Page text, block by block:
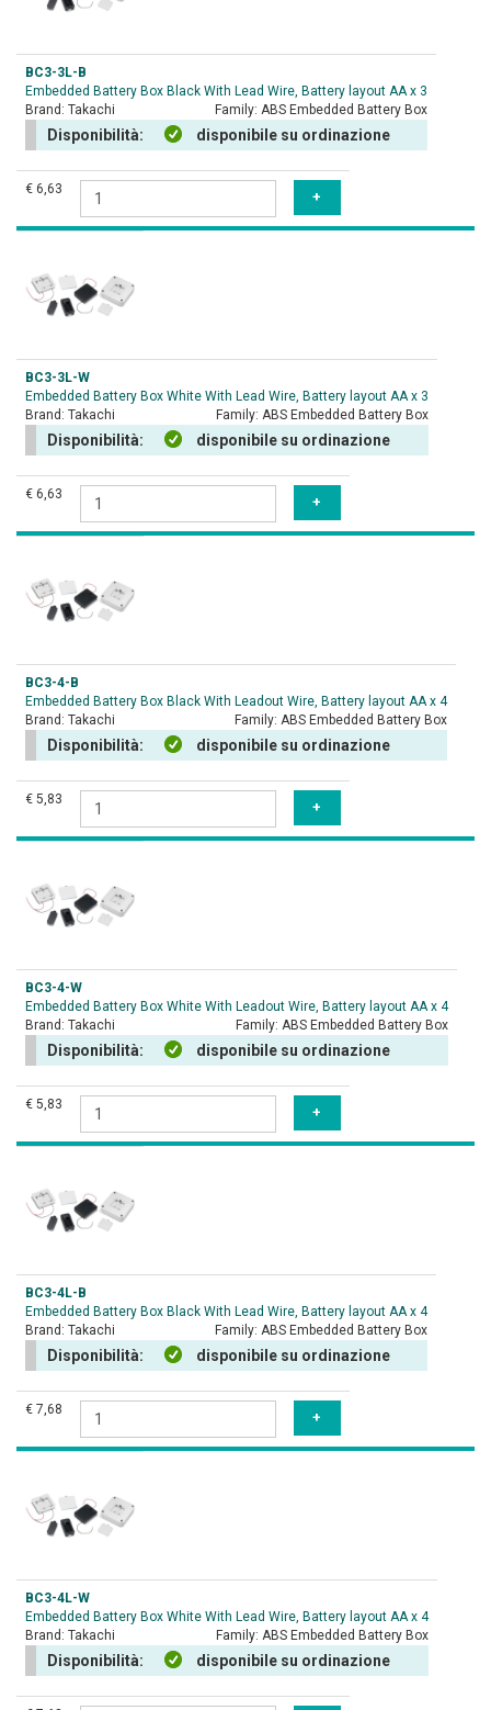
BC3-3L-B
Embedded Battery Box Black With Lead Wire, Battery layout AA x 3
Brand: Takachi Family: ABS Embedded Battery Box
Disponibilità: disponibile su ordinazione
€ 6,63
BC3-3L-W
Embedded Battery Box White With Lead Wire, Battery layout AA x 3
Brand: Takachi Family: ABS Embedded Battery Box
Disponibilità: disponibile su ordinazione
€ 6,63
BC3-4-B
Embedded Battery Box Black With Leadout Wire, Battery layout AA x 4
Brand: Takachi Family: ABS Embedded Battery Box
Disponibilità: disponibile su ordinazione
€ 5,83
BC3-4-W
Embedded Battery Box White With Leadout Wire, Battery layout AA x 4
Brand: Takachi Family: ABS Embedded Battery Box
Disponibilità: disponibile su ordinazione
€ 5,83
BC3-4L-B
Embedded Battery Box Black With Lead Wire, Battery layout AA x 4
Brand: Takachi Family: ABS Embedded Battery Box
Disponibilità: disponibile su ordinazione
€ 7,68
BC3-4L-W
Embedded Battery Box White With Lead Wire, Battery layout AA x 4
Brand: Takachi Family: ABS Embedded Battery Box
Disponibilità: disponibile su ordinazione